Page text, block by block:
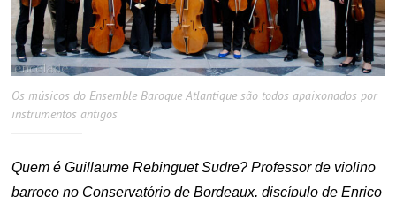
Os músicos do Ensemble Baroque Atlantique são todos apaixonados por
instrumentos antigos
Quem é Guillaume Rebinguet Sudre? Professor de violino
barroco no Conservatório de Bordeaux, discípulo de Enrico